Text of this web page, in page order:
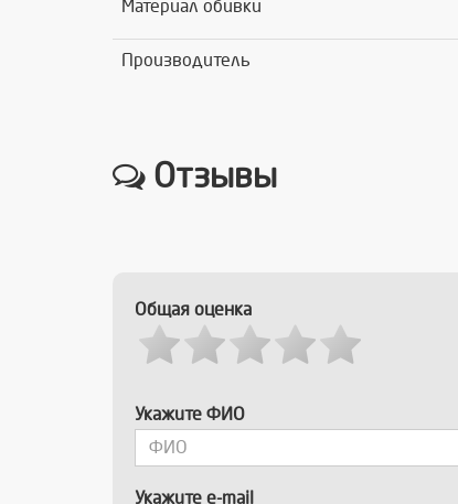
Материал обивки
Производитель
Отзывы
Общая оценка
Укажите ФИО
Укажите e-mail